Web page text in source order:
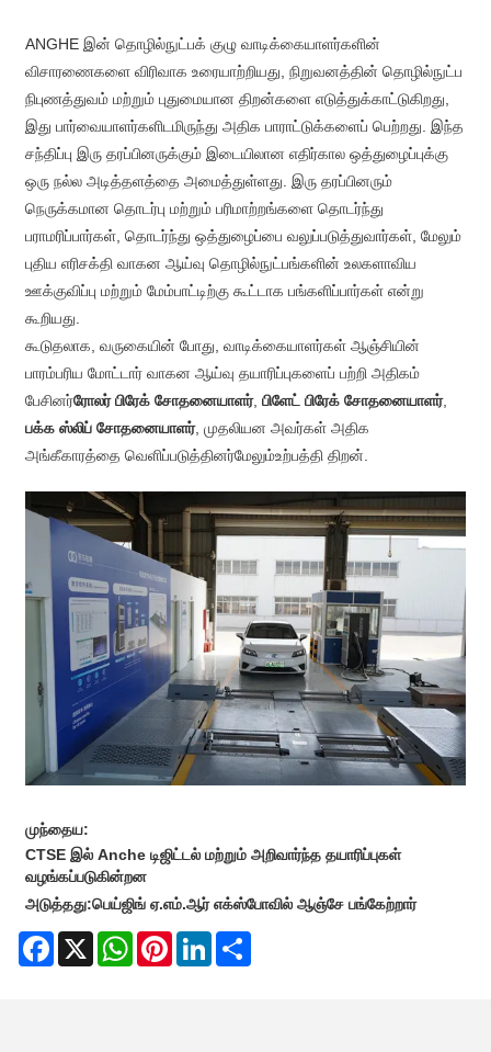
ANGHE இன் தொழில்நுட்பக் குழு வாடிக்கையாளர்களின்
விசாரணைகளை விரிவாக உரையாற்றியது, நிறுவனத்தின் தொழில்நுட்ப
நிபுணத்துவம் மற்றும் புதுமையான திறன்களை எடுத்துக்காட்டுகிறது,
இது பார்வையாளர்களிடமிருந்து அதிக பாராட்டுக்களைப் பெற்றது. இந்த
சந்திப்பு இரு தரப்பினருக்கும் இடையிலான எதிர்கால ஒத்துழைப்புக்கு
ஒரு நல்ல அடித்தளத்தை அமைத்துள்ளது. இரு தரப்பினரும்
நெருக்கமான தொடர்பு மற்றும் பரிமாற்றங்களை தொடர்ந்து
பராமரிப்பார்கள், தொடர்ந்து ஒத்துழைப்பை வலுப்படுத்துவார்கள், மேலும்
புதிய எரிசக்தி வாகன ஆய்வு தொழில்நுட்பங்களின் உலகளாவிய
ஊக்குவிப்பு மற்றும் மேம்பாட்டிற்கு கூட்டாக பங்களிப்பார்கள் என்று
கூறியது.
கூடுதலாக, வருகையின் போது, ​​வாடிக்கையாளர்கள் ஆஞ்சியின்
பாரம்பரிய மோட்டார் வாகன ஆய்வு தயாரிப்புகளைப் பற்றி அதிகம்
பேசினர்ரோலர் பிரேக் சோதனையாளர்,பிளேட் பிரேக் சோதனையாளர்,
பக்க ஸ்லிப் சோதனையாளர், முதலியன அவர்கள் அதிக
அங்கீகாரத்தை வெளிப்படுத்தினர்மேலும்உற்பத்தி திறன்.
முந்தைய:
CTSE இல் Anche டிஜிட்டல் மற்றும் அறிவார்ந்த தயாரிப்புகள்
வழங்கப்படுகின்றன
அடுத்தது:பெய்ஜிங் ஏ.எம்.ஆர் எக்ஸ்போவில் ஆஞ்சே பங்கேற்றார்
Facebook
X WhatsAppPinterestLinkedIn